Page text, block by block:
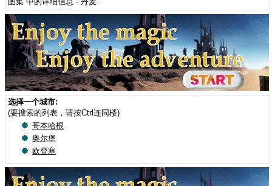
选择一个城市:
(要搜索的列表，请按Ctrl连同楼)
哥本哈根
奥尔堡
欧登塞